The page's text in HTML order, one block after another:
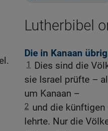
Lutherbibel
Die in Kanaan
1
Dies sind die
sie Israel prüfte –
um Kanaan –
2 und die künftigen
lehrte. Nur die